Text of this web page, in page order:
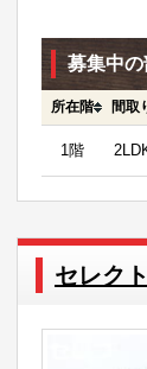
募集中
所在階 間取
1階
セレクト